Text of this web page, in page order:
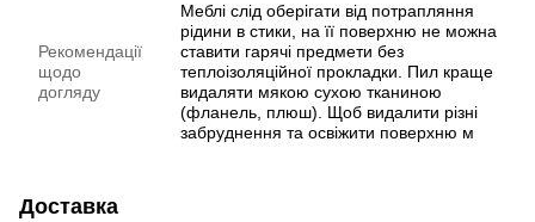
Рекомендації
щодо
догляду
Меблі слід оберігати від потрапляння
рідини в стики, на її поверхню не можна
ставити гарячі предмети без
теплоізоляційної прокладки. Пил краще
видаляти мякою сухою тканиною
(фланель, плюш). Щоб видалити різні
забруднення та освіжити поверхню м
Доставка